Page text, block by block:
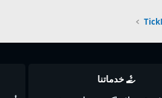
خدماتنا